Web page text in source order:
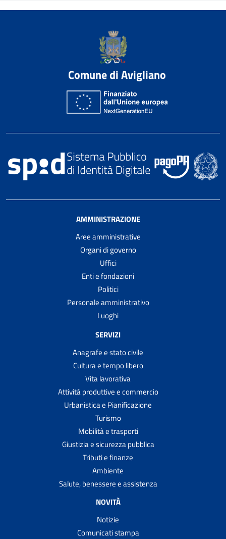
Comune di Avigliano
AMMINISTRAZIONE
Aree amministrative
Organi di governo
Uffici
Enti e fondazioni
Politici
Personale amministrativo
Luoghi
SERVIZI
Anagrafe e stato civile
Cultura e tempo libero
Vita lavorativa
Attività produttive e commercio
Urbanistica e Pianificazione
Turismo
Mobilità e trasporti
Giustizia e sicurezza pubblica
Tributi e finanze
Ambiente
Salute, benessere e assistenza
NOVITÀ
Notizie
Comunicati stampa